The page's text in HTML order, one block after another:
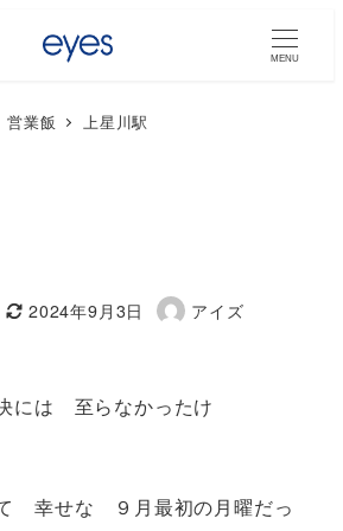
MENU
営業飯 上星川駅
更新日
2024年9月3日
著
アイズ
には 至らなかったけ
幸せな ９月最初の月曜だっ